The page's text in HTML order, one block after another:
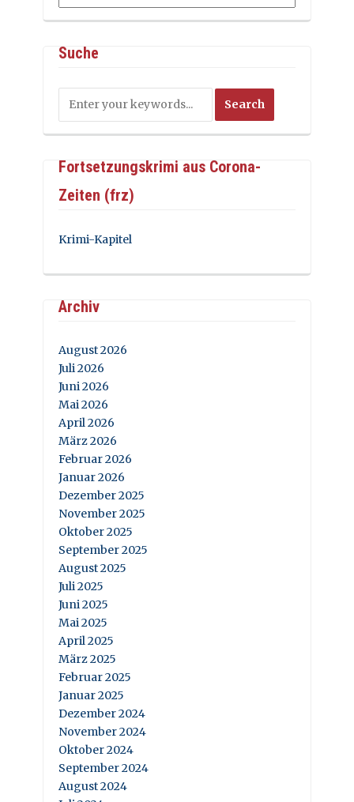
Suche
Fortsetzungskrimi aus Corona-
Zeiten (frz)
Krimi-Kapitel
Archiv
August 2026
Juli 2026
Juni 2026
Mai 2026
April 2026
März 2026
Februar 2026
Januar 2026
Dezember 2025
November 2025
Oktober 2025
September 2025
August 2025
Juli 2025
Juni 2025
Mai 2025
April 2025
März 2025
Februar 2025
Januar 2025
Dezember 2024
November 2024
Oktober 2024
September 2024
August 2024